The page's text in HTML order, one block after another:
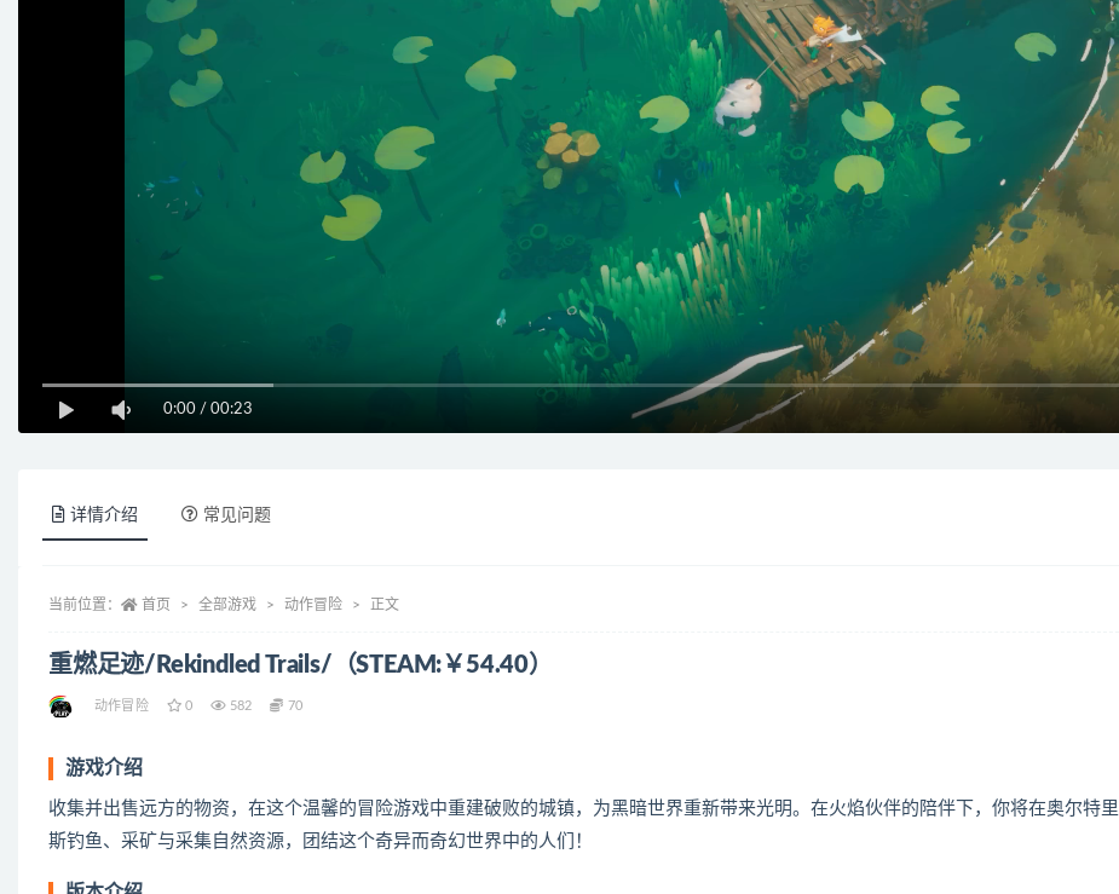
0:00 / 00:23
详情介绍 常见问题
当前位置： 首页 全部游戏 动作冒险 正文
重燃足迹/Rekindled Trails/（STEAM:￥54.40）
动作冒险 0 582 70
游戏介绍
收集并出售远方的物资，在这个温馨的冒险游戏中重建破败的城镇，为黑暗世界重新带来光明。在火焰伙伴的陪伴下，你将在奥尔特里
斯钓鱼、采矿与采集自然资源，团结这个奇异而奇幻世界中的人们！